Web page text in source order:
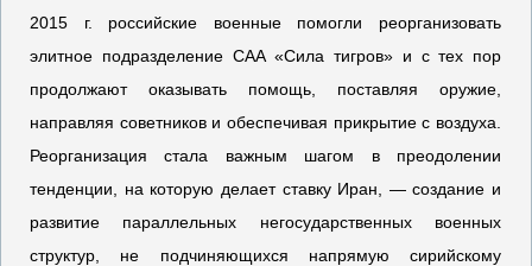
2015 г. российские военные помогли реорганизовать
элитное подразделение САА «Сила тигров» и с тех пор
продолжают оказывать помощь, поставляя оружие,
направляя советников и обеспечивая прикрытие с воздуха.
Реорганизация стала важным шагом в преодолении
тенденции, на которую делает ставку Иран, — создание и
развитие параллельных негосударственных военных
структур, не подчиняющихся напрямую сирийскому